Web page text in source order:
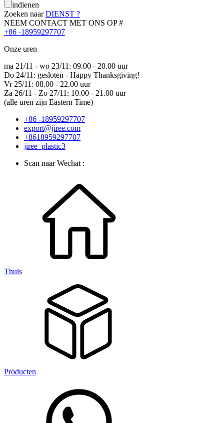
indienen
Zoeken naarDIENST ?
NEEM CONTACT MET ONS OP #
+86 -18959297707
Onze uren
ma 21/11 - wo 23/11: 09.00 - 20.00 uur
Do 24/11: gesloten - Happy Thanksgiving!
Vr 25/11: 08.00 - 22.00 uur
Za 26/11 - Zo 27/11: 10.00 - 21.00 uur
(alle uren zijn Eastern Time)
+86 -18959297707
export@jiree.com
+8618959297707
jiree_plastic3
Scan naar Wechat :
Thuis
Producten